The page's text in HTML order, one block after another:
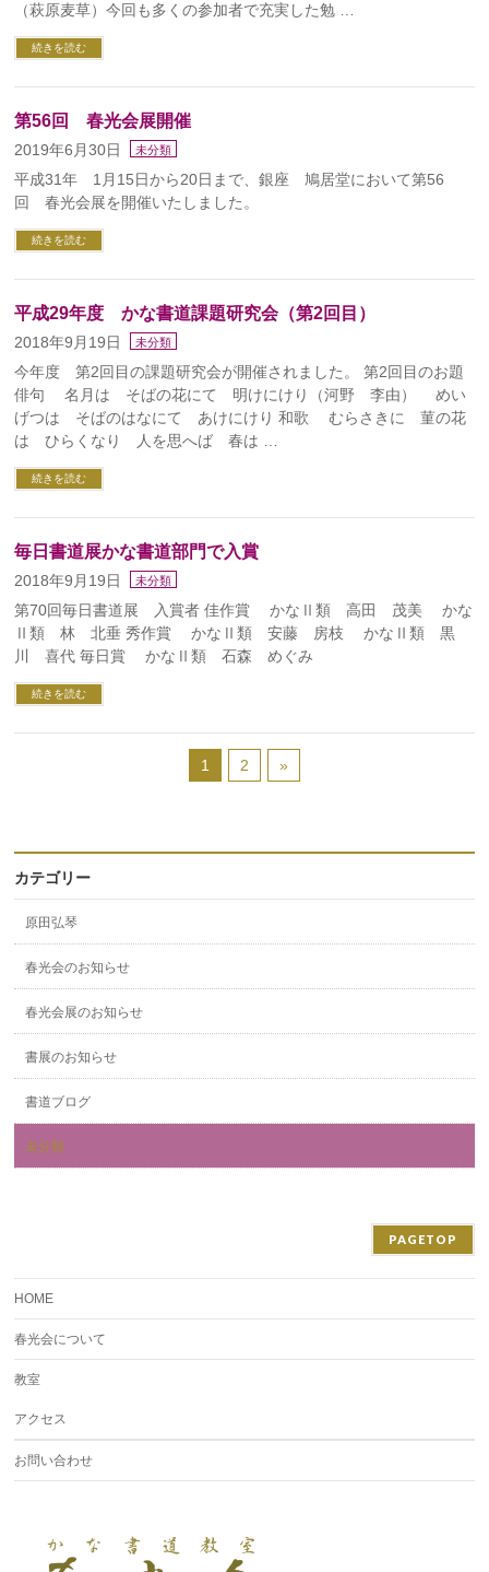
（萩原麦草）今回も多くの参加者で充実した勉 …
続きを読む
第56回 春光会展開催
2019年6月30日 未分類
平成31年 1月15日から20日まで、銀座 鳩居堂において第56
回 春光会展を開催いたしました。
続きを読む
平成29年度 かな書道課題研究会（第2回目）
2018年9月19日 未分類
今年度 第2回目の課題研究会が開催されました。 第2回目のお題
俳句 名月は そばの花にて 明けにけり（河野 李由） めい
げつは そばのはなにて あけにけり 和歌 むらさきに 菫の花
は ひらくなり 人を思へば 春は …
続きを読む
毎日書道展かな書道部門で入賞
2018年9月19日 未分類
第70回毎日書道展 入賞者 佳作賞 かなⅡ類 高田 茂美 かな
Ⅱ類 林 北垂 秀作賞 かなⅡ類 安藤 房枝 かなⅡ類 黒
川 喜代 毎日賞 かなⅡ類 石森 めぐみ
続きを読む
1 2 »
カテゴリー
原田弘琴
春光会のお知らせ
春光会展のお知らせ
書展のお知らせ
書道ブログ
未分類
PAGETOP
HOME
春光会について
教室
アクセス
お問い合わせ